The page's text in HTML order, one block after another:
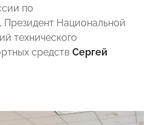
по
Национальной
технического
средств Сергей